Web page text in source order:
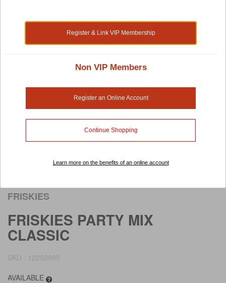
FRISKIES
FRISKIES PARTY MIX
CLASSIC
SKU : 12292095
AVAILABLE
Register & Link VIP Membership
Non VIP Members
Register an Online Account
Continue Shopping
Learn more on the benefits of an online account